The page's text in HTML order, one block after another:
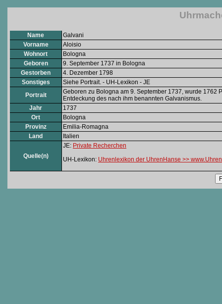
Name
Galvani
Vorname
Aloisio
Wohnort
Bologna
Geboren
9. September 1737 in Bologna
Gestorben
4. Dezember 1798
Sonstiges
Siehe Portrait. - UH-Lexikon - JE
Portrait
Geboren zu Bologna am 9. September 1737, wurde 1762
Entdeckung des nach ihm benannten Galvanismus.
Jahr
1737
Ort
Bologna
Provinz
Emilia-Romagna
Land
Italien
Quelle(n)
JE: Private Recherchen
UH-Lexikon: Uhrenlexikon der UhrenHanse >>